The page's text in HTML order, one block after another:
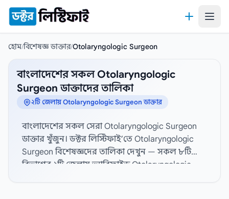
কন্টেন্টে যান
হোম/বিশেষজ্ঞ ডাক্তার/Otolaryngologic Surgeon
বাংলাদেশের সকল Otolaryngologic
Surgeon ডাক্তাদের তালিকা
২টি জেলায় Otolaryngologic Surgeon ডাক্তার
বাংলাদেশের সকল সেরা Otolaryngologic Surgeon
ডাক্তার খুঁজুন। ডক্টর লিস্টিফাই’তে Otolaryngologic
Surgeon বিশেষজ্ঞদের তালিকা দেখুন — সকল ৮টি
বিভাগের ২টি জেলায় ভ্যারিফাইড Otolaryngologic